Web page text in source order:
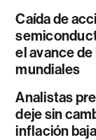
Caída de
el avance
mundiales
Analistas
deje sin
inflación